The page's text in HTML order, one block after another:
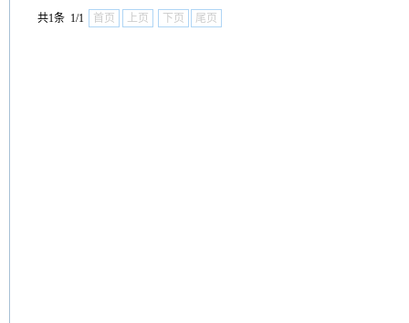
共1条 1/1 首页 上页 下页 尾页